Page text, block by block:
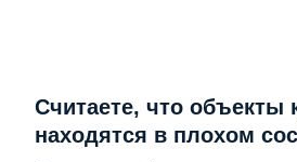
Считаете, что объекты
находятся в плохом